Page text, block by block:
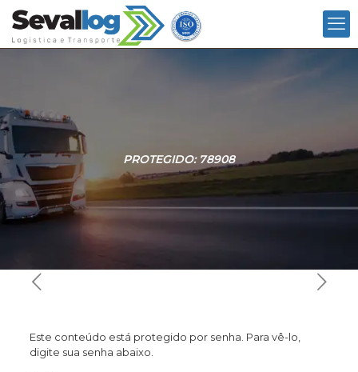
PROTEGIDO: 78908
Este conteúdo está protegido por senha. Para vê-lo,
digite sua senha abaixo.